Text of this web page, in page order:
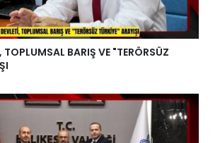
TOPLUMSAL BARIŞ VE "TERÖRSÜZ